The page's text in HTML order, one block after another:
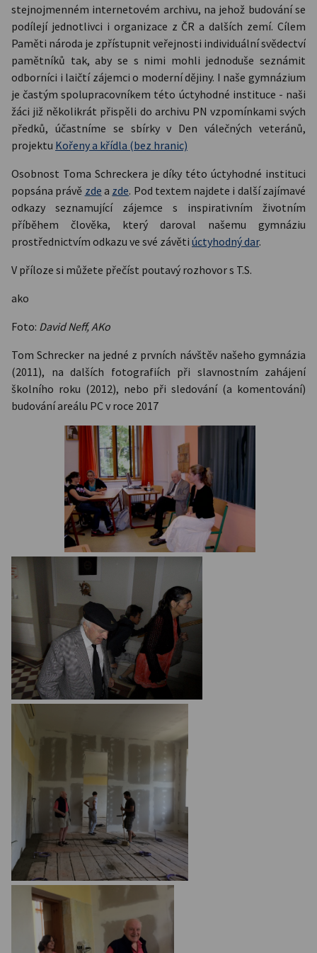
stejnojmenném internetovém archivu, na jehož budování se
podílejí jednotlivci i organizace z ČR a dalších zemí. Cílem
Paměti národa je zpřístupnit veřejnosti individuální svědectví
pamětníků tak, aby se s nimi mohli jednoduše seznámit
odborníci i laičtí zájemci o moderní dějiny. I naše gymnázium
je častým spolupracovníkem této úctyhodné instituce - naši
žáci již několikrát přispěli do archivu PN vzpomínkami svých
předků, účastníme se sbírky v Den válečných veteránů,
projektu Kořeny a křídla (bez hranic)
Osobnost Toma Schreckera je díky této úctyhodné instituci
popsána právě zde a zde. Pod textem najdete i další zajímavé
odkazy seznamující zájemce s inspirativním životním
příběhem člověka, který daroval našemu gymnáziu
prostřednictvím odkazu ve své závěti úctyhodný dar.
V příloze si můžete přečíst poutavý rozhovor s T.S.
ako
Foto: David Neff, AKo
Tom Schrecker na jedné z prvních návštěv našeho gymnázia
(2011), na dalších fotografiích při slavnostním zahájení
školního roku (2012), nebo při sledování (a komentování)
budování areálu PC v roce 2017